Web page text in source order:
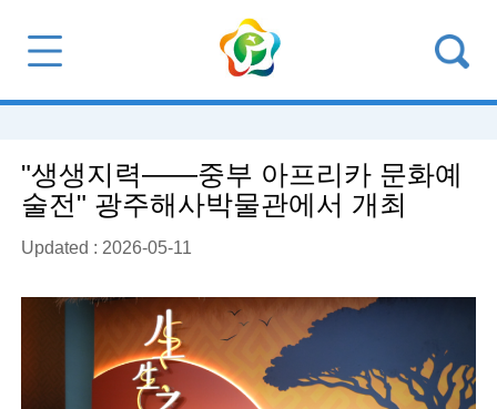
"생생지력——중부 아프리카 문화예
술전" 광주해사박물관에서 개최
Updated : 2026-05-11